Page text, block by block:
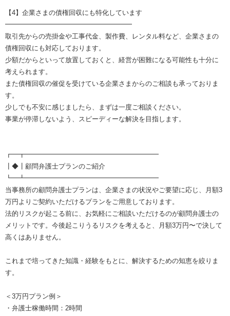
【4】企業さまの債権回収にも特化しています
━━━━━━━━━━━━━━━━━━━
取引先からの売掛金や工事代金、製作費、レンタル料など、企業さまの
債権回収にも対応しております。
少額だからといって放置しておくと、経営が困難になる可能性も十分に
考えられます。
また債権回収の催促を受けている企業さまからのご相談も承っておりま
す。
少しでも不安に感じましたら、まずは一度ご相談ください。
事業が停滞しないよう、スピーディーな解決を目指します。
┏━┳━━━━━━━━━━━━━━━━━━━━
┃◆┃顧問弁護士プランのご紹介
┗━┻━━━━━━━━━━━━━━━━━━━━
当事務所の顧問弁護士プランは、企業さまの状況やご要望に応じ、月額3
万円よりご契約いただけるプランをご用意しております。
法的リスクが起こる前に、お気軽にご相談いただけるのが顧問弁護士の
メリットです。今後起こりうるリスクを考えると、月額3万円〜で決して
高くはありません。
これまで培ってきた知識・経験をもとに、解決するための知恵を絞りま
す。
＜3万円プラン例＞
・弁護士稼働時間：2時間